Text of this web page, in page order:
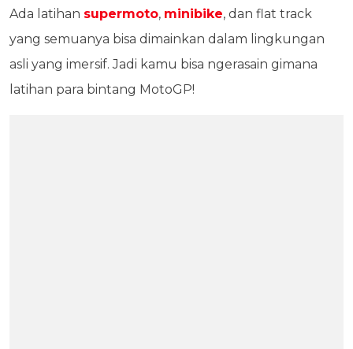
Ada latihan supermoto, minibike, dan flat track
yang semuanya bisa dimainkan dalam lingkungan
asli yang imersif. Jadi kamu bisa ngerasain gimana
latihan para bintang MotoGP!